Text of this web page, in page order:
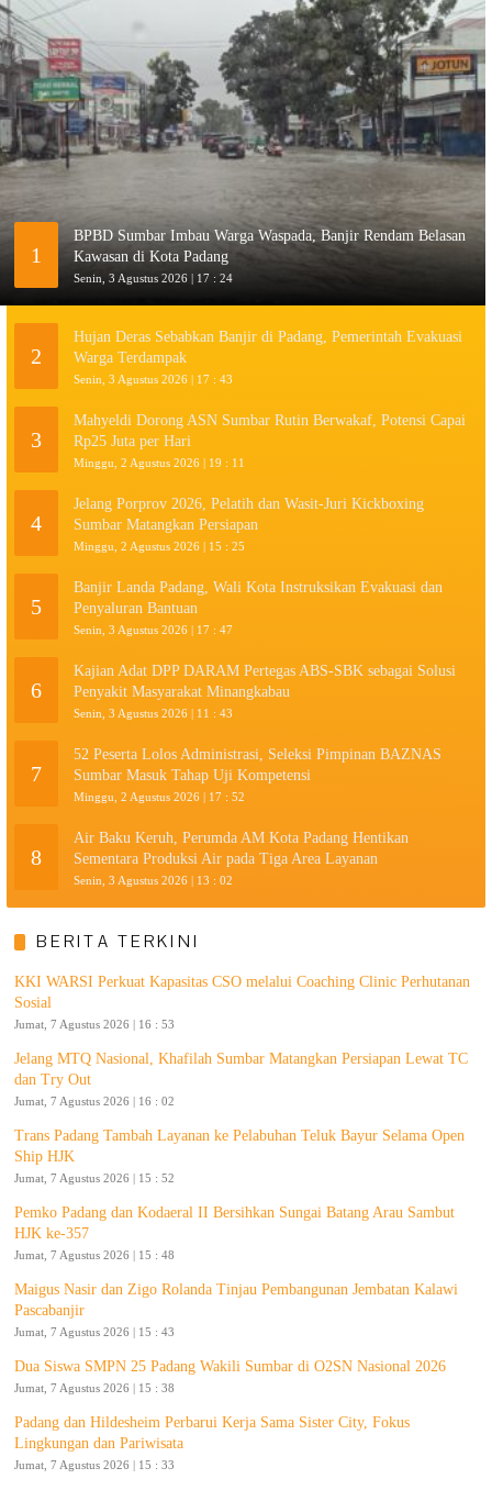
1
BPBD Sumbar Imbau Warga Waspada, Banjir Rendam Belasan
Kawasan di Kota Padang
Senin, 3 Agustus 2026 | 17 : 24
2
Hujan Deras Sebabkan Banjir di Padang, Pemerintah Evakuasi
Warga Terdampak
Senin, 3 Agustus 2026 | 17 : 43
3
Mahyeldi Dorong ASN Sumbar Rutin Berwakaf, Potensi Capai
Rp25 Juta per Hari
Minggu, 2 Agustus 2026 | 19 : 11
4
Jelang Porprov 2026, Pelatih dan Wasit-Juri Kickboxing
Sumbar Matangkan Persiapan
Minggu, 2 Agustus 2026 | 15 : 25
5
Banjir Landa Padang, Wali Kota Instruksikan Evakuasi dan
Penyaluran Bantuan
Senin, 3 Agustus 2026 | 17 : 47
6
Kajian Adat DPP DARAM Pertegas ABS-SBK sebagai Solusi
Penyakit Masyarakat Minangkabau
Senin, 3 Agustus 2026 | 11 : 43
7
52 Peserta Lolos Administrasi, Seleksi Pimpinan BAZNAS
Sumbar Masuk Tahap Uji Kompetensi
Minggu, 2 Agustus 2026 | 17 : 52
8
Air Baku Keruh, Perumda AM Kota Padang Hentikan
Sementara Produksi Air pada Tiga Area Layanan
Senin, 3 Agustus 2026 | 13 : 02
BERITA TERKINI
KKI WARSI Perkuat Kapasitas CSO melalui Coaching Clinic Perhutanan
Sosial
Jumat, 7 Agustus 2026 | 16 : 53
Jelang MTQ Nasional, Khafilah Sumbar Matangkan Persiapan Lewat TC
dan Try Out
Jumat, 7 Agustus 2026 | 16 : 02
Trans Padang Tambah Layanan ke Pelabuhan Teluk Bayur Selama Open
Ship HJK
Jumat, 7 Agustus 2026 | 15 : 52
Pemko Padang dan Kodaeral II Bersihkan Sungai Batang Arau Sambut
HJK ke-357
Jumat, 7 Agustus 2026 | 15 : 48
Maigus Nasir dan Zigo Rolanda Tinjau Pembangunan Jembatan Kalawi
Pascabanjir
Jumat, 7 Agustus 2026 | 15 : 43
Dua Siswa SMPN 25 Padang Wakili Sumbar di O2SN Nasional 2026
Jumat, 7 Agustus 2026 | 15 : 38
Padang dan Hildesheim Perbarui Kerja Sama Sister City, Fokus
Lingkungan dan Pariwisata
Jumat, 7 Agustus 2026 | 15 : 33